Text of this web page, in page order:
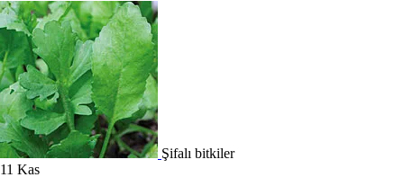
Şifalı bitkiler
11 Kas